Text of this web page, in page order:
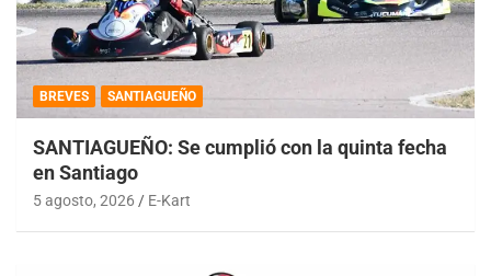
BREVES SANTIAGUEÑO
SANTIAGUEÑO: Se cumplió con la quinta fecha
en Santiago
5 agosto, 2026 E-Kart